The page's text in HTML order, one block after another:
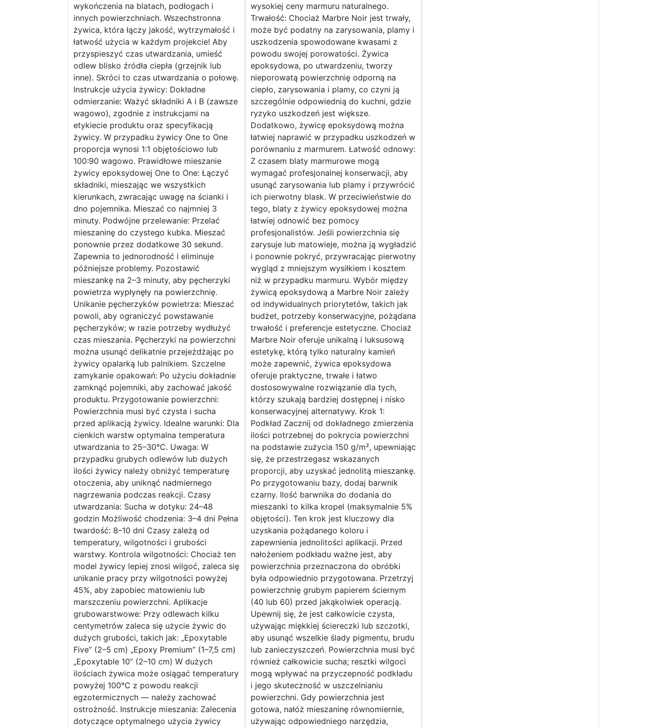
wykończenia na blatach, podłogach i
innych powierzchniach. Wszechstronna
żywica, która łączy jakość, wytrzymałość i
łatwość użycia w każdym projekcie! Aby
przyspieszyć czas utwardzania, umieść
odlew blisko źródła ciepła (grzejnik lub
inne). Skróci to czas utwardzania o połowę.
Instrukcje użycia żywicy: Dokładne
odmierzanie: Ważyć składniki A i B (zawsze
wagowo), zgodnie z instrukcjami na
etykiecie produktu oraz specyfikacją
żywicy. W przypadku żywicy One to One
proporcja wynosi 1:1 objętościowo lub
100:90 wagowo. Prawidłowe mieszanie
żywicy epoksydowej One to One: Łączyć
składniki, mieszając we wszystkich
kierunkach, zwracając uwagę na ścianki i
dno pojemnika. Mieszać co najmniej 3
minuty. Podwójne przelewanie: Przelać
mieszaninę do czystego kubka. Mieszać
ponownie przez dodatkowe 30 sekund.
Zapewnia to jednorodność i eliminuje
późniejsze problemy. Pozostawić
mieszankę na 2–3 minuty, aby pęcherzyki
powietrza wypłynęły na powierzchnię.
Unikanie pęcherzyków powietrza: Mieszać
powoli, aby ograniczyć powstawanie
pęcherzyków; w razie potrzeby wydłużyć
czas mieszania. Pęcherzyki na powierzchni
można usunąć delikatnie przejeżdżając po
żywicy opalarką lub palnikiem. Szczelne
zamykanie opakowań: Po użyciu dokładnie
zamknąć pojemniki, aby zachować jakość
produktu. Przygotowanie powierzchni:
Powierzchnia musi być czysta i sucha
przed aplikacją żywicy. Idealne warunki: Dla
cienkich warstw optymalna temperatura
utwardzania to 25–30°C. Uwaga: W
przypadku grubych odlewów lub dużych
ilości żywicy należy obniżyć temperaturę
otoczenia, aby uniknąć nadmiernego
nagrzewania podczas reakcji. Czasy
utwardzania: Sucha w dotyku: 24–48
godzin Możliwość chodzenia: 3–4 dni Pełna
twardość: 8–10 dni Czasy zależą od
temperatury, wilgotności i grubości
warstwy. Kontrola wilgotności: Chociaż ten
model żywicy lepiej znosi wilgoć, zaleca się
unikanie pracy przy wilgotności powyżej
45%, aby zapobiec matowieniu lub
marszczeniu powierzchni. Aplikacje
grubowarstwowe: Przy odlewach kilku
centymetrów zaleca się użycie żywic do
dużych grubości, takich jak: „Epoxytable
Five” (2–5 cm) „Epoxy Premium” (1–7,5 cm)
„Epoxytable 10” (2–10 cm) W dużych
ilościach żywica może osiągać temperatury
powyżej 100°C z powodu reakcji
egzotermicznych — należy zachować
ostrożność. Instrukcje mieszania: Zalecenia
dotyczące optymalnego użycia żywicy
wysokiej ceny marmuru naturalnego.
Trwałość: Chociaż Marbre Noir jest trwały,
może być podatny na zarysowania, plamy i
uszkodzenia spowodowane kwasami z
powodu swojej porowatości. Żywica
epoksydowa, po utwardzeniu, tworzy
nieporowatą powierzchnię odporną na
ciepło, zarysowania i plamy, co czyni ją
szczególnie odpowiednią do kuchni, gdzie
ryzyko uszkodzeń jest większe.
Dodatkowo, żywicę epoksydową można
łatwiej naprawić w przypadku uszkodzeń w
porównaniu z marmurem. Łatwość odnowy:
Z czasem blaty marmurowe mogą
wymagać profesjonalnej konserwacji, aby
usunąć zarysowania lub plamy i przywrócić
ich pierwotny blask. W przeciwieństwie do
tego, blaty z żywicy epoksydowej można
łatwiej odnowić bez pomocy
profesjonalistów. Jeśli powierzchnia się
zarysuje lub matowieje, można ją wygładzić
i ponownie pokryć, przywracając pierwotny
wygląd z mniejszym wysiłkiem i kosztem
niż w przypadku marmuru. Wybór między
żywicą epoksydową a Marbre Noir zależy
od indywidualnych priorytetów, takich jak
budżet, potrzeby konserwacyjne, pożądana
trwałość i preferencje estetyczne. Chociaż
Marbre Noir oferuje unikalną i luksusową
estetykę, którą tylko naturalny kamień
może zapewnić, żywica epoksydowa
oferuje praktyczne, trwałe i łatwo
dostosowywalne rozwiązanie dla tych,
którzy szukają bardziej dostępnej i nisko
konserwacyjnej alternatywy. Krok 1:
Podkład Zacznij od dokładnego zmierzenia
ilości potrzebnej do pokrycia powierzchni
na podstawie zużycia 150 g/m², upewniając
się, że przestrzegasz wskazanych
proporcji, aby uzyskać jednolitą mieszankę.
Po przygotowaniu bazy, dodaj barwnik
czarny. Ilość barwnika do dodania do
mieszanki to kilka kropel (maksymalnie 5%
objętości). Ten krok jest kluczowy dla
uzyskania pożądanego koloru i
zapewnienia jednolitości aplikacji. Przed
nałożeniem podkładu ważne jest, aby
powierzchnia przeznaczona do obróbki
była odpowiednio przygotowana. Przetrzyj
powierzchnię grubym papierem ściernym
(40 lub 60) przed jakąkolwiek operacją.
Upewnij się, że jest całkowicie czysta,
używając miękkiej ściereczki lub szczotki,
aby usunąć wszelkie ślady pigmentu, brudu
lub zanieczyszczeń. Powierzchnia musi być
również całkowicie sucha; resztki wilgoci
mogą wpływać na przyczepność podkładu
i jego skuteczność w uszczelnianiu
powierzchni. Gdy powierzchnia jest
gotowa, nałóż mieszaninę równomiernie,
używając odpowiedniego narzędzia,